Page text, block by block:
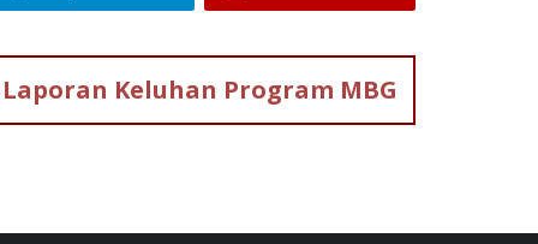
Laporan Keluhan Program MBG